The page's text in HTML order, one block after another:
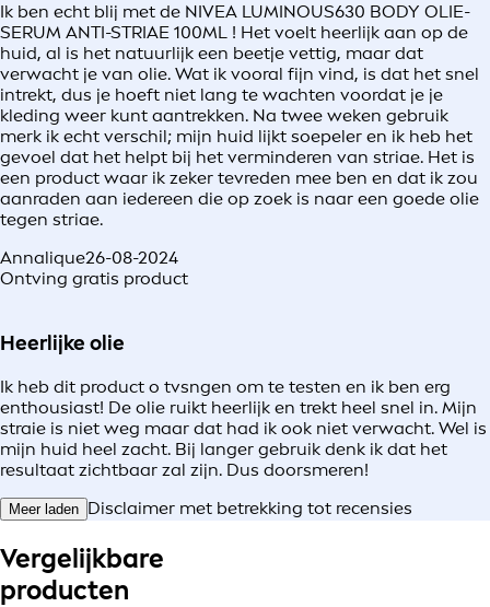
Ik ben echt blij met de NIVEA LUMINOUS630 BODY OLIE-
SERUM ANTI-STRIAE 100ML ! Het voelt heerlijk aan op de
huid, al is het natuurlijk een beetje vettig, maar dat
verwacht je van olie. Wat ik vooral fijn vind, is dat het snel
intrekt, dus je hoeft niet lang te wachten voordat je je
kleding weer kunt aantrekken. Na twee weken gebruik
merk ik echt verschil; mijn huid lijkt soepeler en ik heb het
gevoel dat het helpt bij het verminderen van striae. Het is
een product waar ik zeker tevreden mee ben en dat ik zou
aanraden aan iedereen die op zoek is naar een goede olie
tegen striae.
Annalique26-08-2024
Ontving gratis product
Heerlijke olie
Ik heb dit product o tvsngen om te testen en ik ben erg
enthousiast! De olie ruikt heerlijk en trekt heel snel in. Mijn
straie is niet weg maar dat had ik ook niet verwacht. Wel is
mijn huid heel zacht. Bij langer gebruik denk ik dat het
resultaat zichtbaar zal zijn. Dus doorsmeren!
Meer laden Disclaimer met betrekking tot recensies
Vergelijkbare
producten